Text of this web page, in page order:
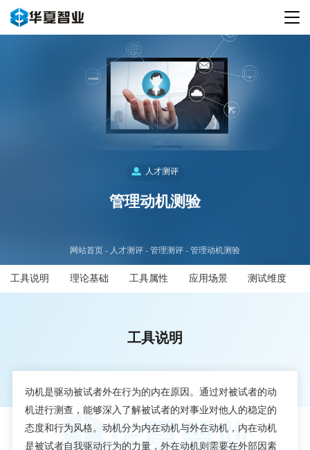
人才测评
管理动机测验
网站首页 人才测评 管理测评 管理动机测验
工具说明 理论基础 工具属性 应用场景 测试维度
工具说明
动机是驱动被试者外在行为的内在原因。通过对被试者的动
机进行测查，能够深入了解被试者的对事业对他人的稳定的
态度和行为风格。动机分为内在动机与外在动机，内在动机
是被试者自我驱动行为的力量，外在动机则需要在外部因素